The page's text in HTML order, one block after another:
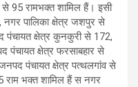
95 रामभक्त शामिल हैं। इसी
नगर पालिका क्षेत्र जशपुर से
पंचायत क्षेत्र कुनकुरी से 172,
क्षेत्र फरसाबहार से
पंचायत क्षेत्र पत्थलगांव से
राम भक्त शामिल हैं स नगर